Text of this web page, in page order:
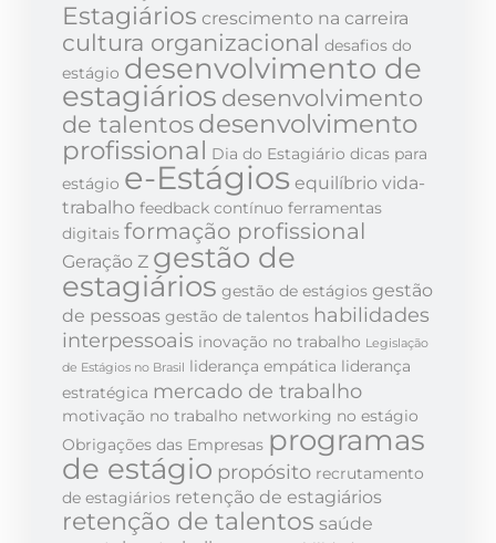
Estagiários crescimento na carreira
cultura organizacional desafios do
estágio desenvolvimento de
estagiários desenvolvimento
de talentos desenvolvimento
profissional Dia do Estagiário dicas para
estágio e-Estágios equilíbrio vida-
trabalho feedback contínuo ferramentas
digitais formação profissional
Geração Z gestão de
estagiários gestão de estágios gestão
de pessoas gestão de talentos habilidades
interpessoais inovação no trabalho Legislação
de Estágios no Brasil
liderança empática liderança
estratégica mercado de trabalho
motivação no trabalho networking no estágio
Obrigações das Empresas programas
de estágio propósito recrutamento
de estagiários retenção de estagiários
retenção de talentos saúde